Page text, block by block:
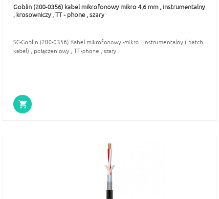
Goblin (200-0356) kabel mikrofonowy mikro 4,6 mm , instrumentalny
, krosowniczy , TT - phone , szary
SC-Goblin (200-0356) Kabel mikrofonowy -mikro i instrumentalny ( patch
kabel) , połączeniowy , TT-phone , szary